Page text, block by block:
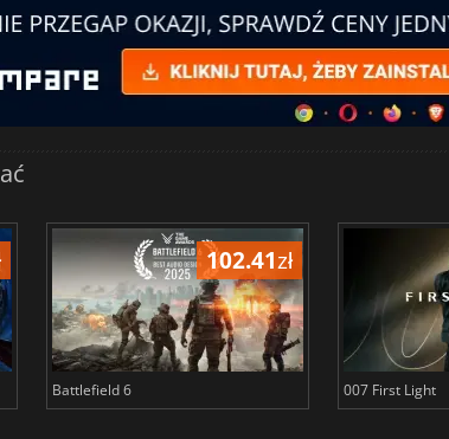
102.41zł
Battlefield 6 007 First Light